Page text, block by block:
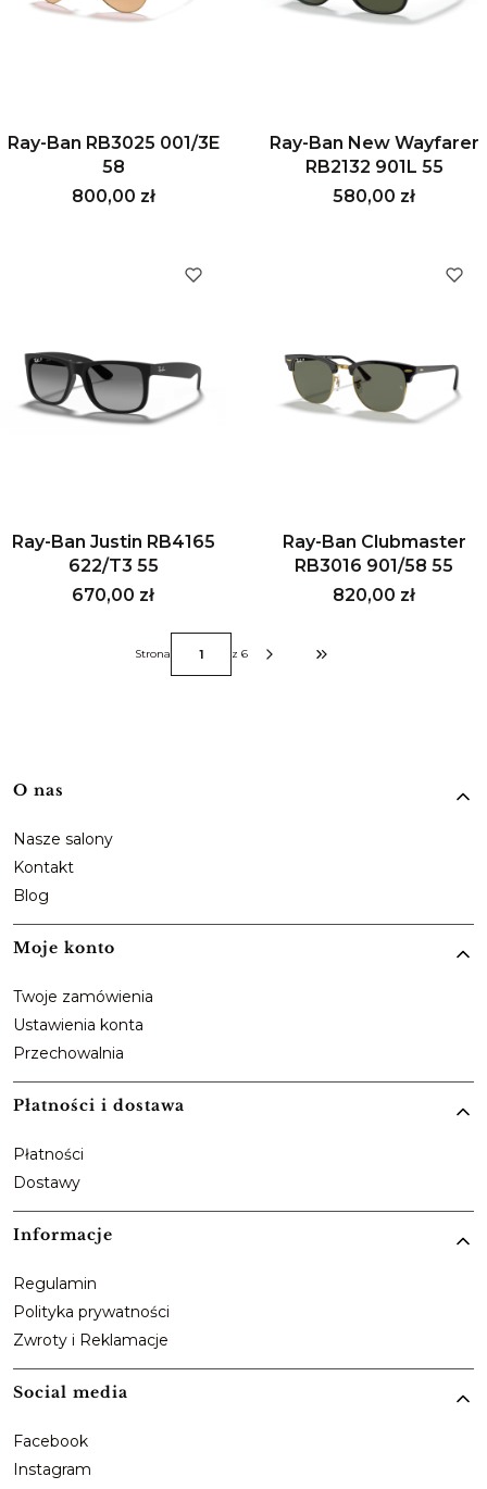
Ray-Ban RB3025 001/3E
58
Cena
800,00 zł
Ray-Ban New Wayfarer
RB2132 901L 55
Cena
580,00 zł
Ray-Ban Justin RB4165
622/T3 55
Cena
670,00 zł
Ray-Ban Clubmaster
RB3016 901/58 55
Cena
820,00 zł
Strona z 6 Przejdź do ostatniej strony z
Linki w stopce
O nas
Nasze salony
Kontakt
Blog
Moje konto
Twoje zamówienia
Ustawienia konta
Przechowalnia
Płatności i dostawa
Płatności
Dostawy
Informacje
Regulamin
Polityka prywatności
Zwroty i Reklamacje
Social media
Facebook
Instagram